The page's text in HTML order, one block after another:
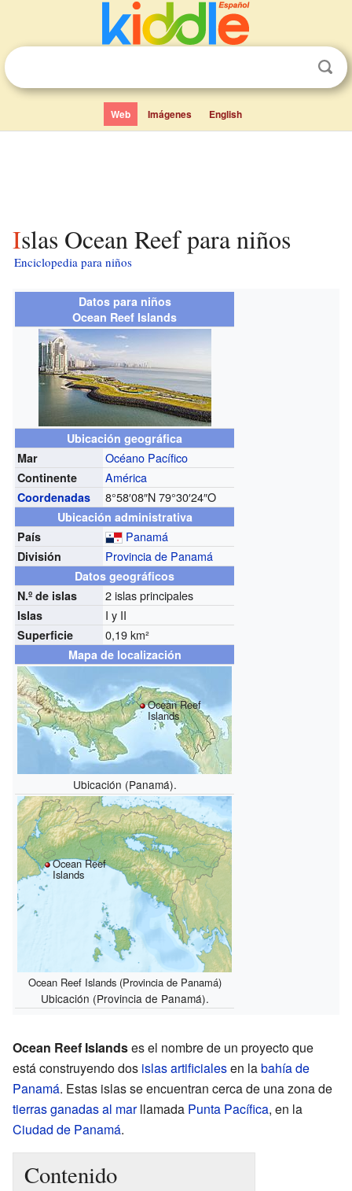
Web Imágenes English
Islas Ocean Reef para niños
Enciclopedia para niños
Datos para niños
Ocean Reef Islands
Ubicación geográfica
Mar
Océano Pacífico
Continente América
Coordenadas 8°58′08″N79°30′24″O
Ubicación administrativa
País
Panamá
División Provincia de Panamá
Datos geográficos
N.º de islas
2 islas principales
Islas I y II
Superficie 0,19 km²
Mapa de localización
Ocean Reef
Islands
Ubicación (Panamá).
Ocean Reef
Islands
Ocean Reef Islands (Provincia de Panamá)
Ubicación (Provincia de Panamá).
Ocean Reef Islandses el nombre de un proyecto que
está construyendo dos islas artificialesen labahía de
Panamá. Estas islas se encuentran cerca de una zona de
tierras ganadas al marllamada Punta Pacífica, en la
Ciudad de Panamá.
Contenido